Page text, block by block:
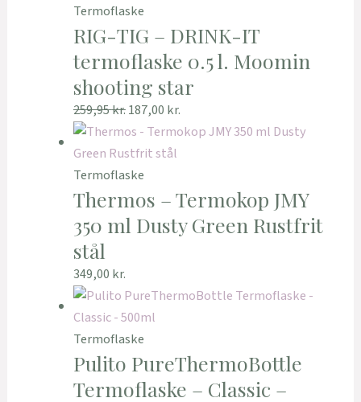
Termoflaske
RIG-TIG – DRINK-IT
termoflaske 0.5 l. Moomin
shooting star
259,95kr.187,00 kr.
Termoflaske
Thermos – Termokop JMY
350 ml Dusty Green Rustfrit
stål
349,00 kr.
Termoflaske
Pulito PureThermoBottle
Termoflaske – Classic –